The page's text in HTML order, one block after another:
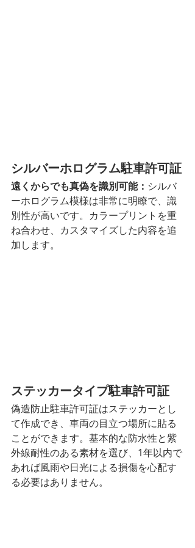
シルバーホログラム駐車許可証
遠くからでも真偽を識別可能： シルバ
ーホログラム模様は非常に明瞭で、識
別性が高いです。カラープリントを重
ね合わせ、カスタマイズした内容を追
加します。
ステッカータイプ駐車許可証
偽造防止駐車許可証はステッカーとし
て作成でき、車両の目立つ場所に貼る
ことができます。基本的な防水性と紫
外線耐性のある素材を選び、1年以内で
あれば風雨や日光による損傷を心配す
る必要はありません。